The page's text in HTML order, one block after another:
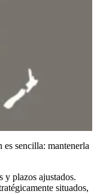
sencilla: mantenerla
y plazos ajustados.
situados,